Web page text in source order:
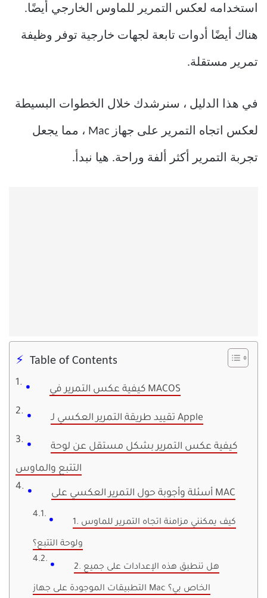
استخدامه لعكس التمرير للماوس الخارجي أيضًا.
هناك أيضًا أدوات تابعة لجهات خارجية توفر وظيفة
تمرير مستقلة.
في هذا الدليل ، سنرشدك خلال الخطوات البسيطة
لعكس اتجاه التمرير على جهاز Mac ، مما يجعل
تجربة التمرير أكثر ألفة وراحة. هيا نبدأ.
Table of Contents
كيفية عكس التمرير في MACOS
تقييد طريقة التمرير العكسي لـ Apple
كيفية عكس التمرير بشكل مستقل عن لوحة
التتبع والماوس
أسئلة وأجوبة حول التمرير العكسي على MAC
1. كيف يمكنني مزامنة اتجاه التمرير للماوس
ولوحة التتبع؟
2. هل تنطبق هذه الإعدادات على جميع
التطبيقات الموجودة على جهاز Mac الخاص بي؟